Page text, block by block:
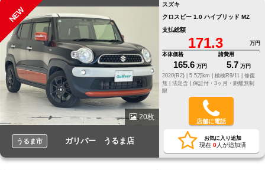
NEW
20枚
うるま市 ガリバー うるま店
スズキ
クロスビー 1.0 ハイブリッド MZ
支払総額
171.3
万円
本体価格
165.6 万円
諸費用
5.7 万円
2020(R2) |
5.5万km | 検検R9/11 | 修復
無 | 法定含 | 保証付・3ヶ月・距離無制
限
店舗に電話
お気に入り追加
現在 0人が追加済